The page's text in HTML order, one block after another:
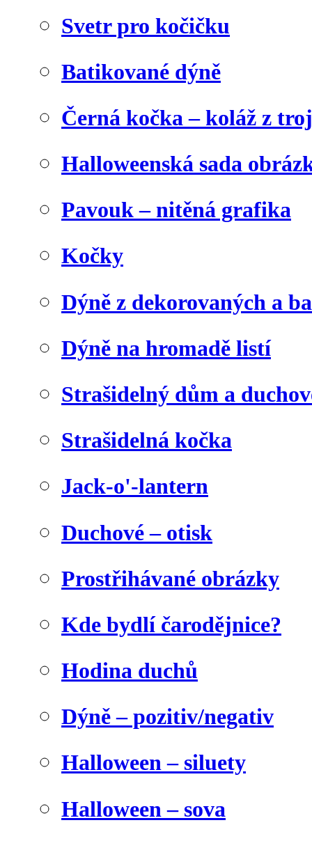
Svetr pro kočičku
Batikované dýně
Černá kočka – koláž z
Halloweenská sada
Pavouk – nitěná grafika
Kočky
Dýně z dekorovaných a
Dýně na hromadě listí
Strašidelný dům a
Strašidelná kočka
Jack-o'-lantern
Duchové – otisk
Prostřihávané obrázky
Kde bydlí čarodějnice?
Hodina duchů
Dýně – pozitiv/negativ
Halloween – siluety
Halloween – sova